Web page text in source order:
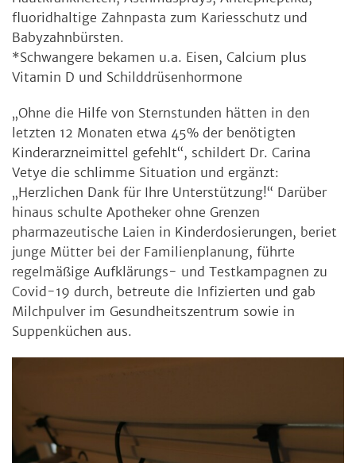
fluoridhaltige Zahnpasta zum Kariesschutz und
Babyzahnbürsten.
*Schwangere bekamen u.a. Eisen, Calcium plus
Vitamin D und Schilddrüsenhormone
„Ohne die Hilfe von Sternstunden hätten in den
letzten 12 Monaten etwa 45% der benötigten
Kinderarzneimittel gefehlt“, schildert Dr. Carina
Vetye die schlimme Situation und ergänzt:
„Herzlichen Dank für Ihre Unterstützung!“ Darüber
hinaus schulte Apotheker ohne Grenzen
pharmazeutische Laien in Kinderdosierungen, beriet
junge Mütter bei der Familienplanung, führte
regelmäßige Aufklärungs- und Testkampagnen zu
Covid-19 durch, betreute die Infizierten und gab
Milchpulver im Gesundheitszentrum sowie in
Suppenküchen aus.